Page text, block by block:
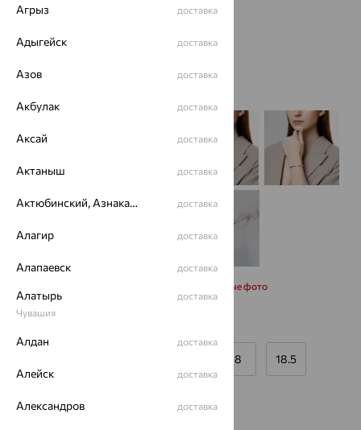
Запросить дополнительные фото
18 18.5
19 20
Агрыз доставка
Адыгейск доставка
Азов доставка
Акбулак доставка
Аксай доставка
Актаныш доставка
Актюбинский, Азнакаевский район доставка
Алагир доставка
Алапаевск доставка
Алатырь
Чувашия
доставка
Алдан доставка
Алейск доставка
Александров доставка